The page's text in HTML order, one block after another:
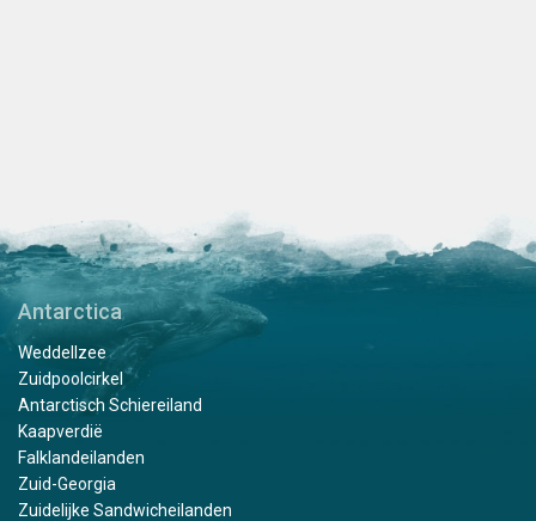
Antarctica
Weddellzee
Zuidpoolcirkel
Antarctisch Schiereiland
Kaapverdië
Falklandeilanden
Zuid-Georgia
Zuidelijke Sandwicheilanden